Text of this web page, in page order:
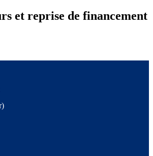
et reprise de financement